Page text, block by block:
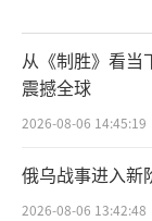
从《制胜》看当
震撼全球
2026-08-06 14:45:19
俄乌战事进入新
2026-08-06 13:42:48